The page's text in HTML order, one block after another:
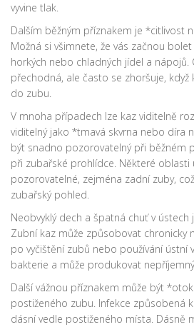
vyvine tlak.
Dalším běžným příznakem je *citlivost
Možná si všimnete, že vás začnou
horkých nebo chladných jídel a nápojů.
přechodná, ale často se zhoršuje,
do zubu.
V mnoha případech lze kaz viditelně
viditelný jako *tmavá skvrna nebo díra
být snadno pozorovatelný při běžném
při zubařské prohlídce. Některé oblasti
pozorovatelné, zejména zadní zuby,
zubařský pohled.
Neobvyklý dech a špatná chuť v
Zubní kaz může způsobovat chronicky
po vyčištění zubů nebo používání ústní
bakterie a může produkovat
Další vážnou příznakem může být
postiženého zubu. Infekce způsobená
dásní vedle postiženého místa. Dásně